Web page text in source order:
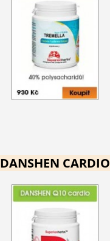
DANSHEN CARDIO